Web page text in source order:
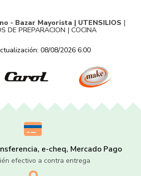
- Bazar Mayorista | UTENSILIOS |
DE PREPARACION | COCINA
08/08/2026 6:00
e-cheq, Mercado Pago
efectivo a contra entrega